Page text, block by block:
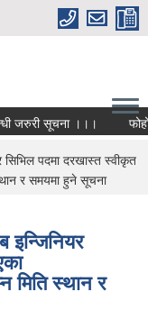
जरुरी सूचना ।।।
सिभिल पदमा दरखास्त स्वीकृत
र समयमा हुने सूचना
इन्जिनियर
मिति स्थान र